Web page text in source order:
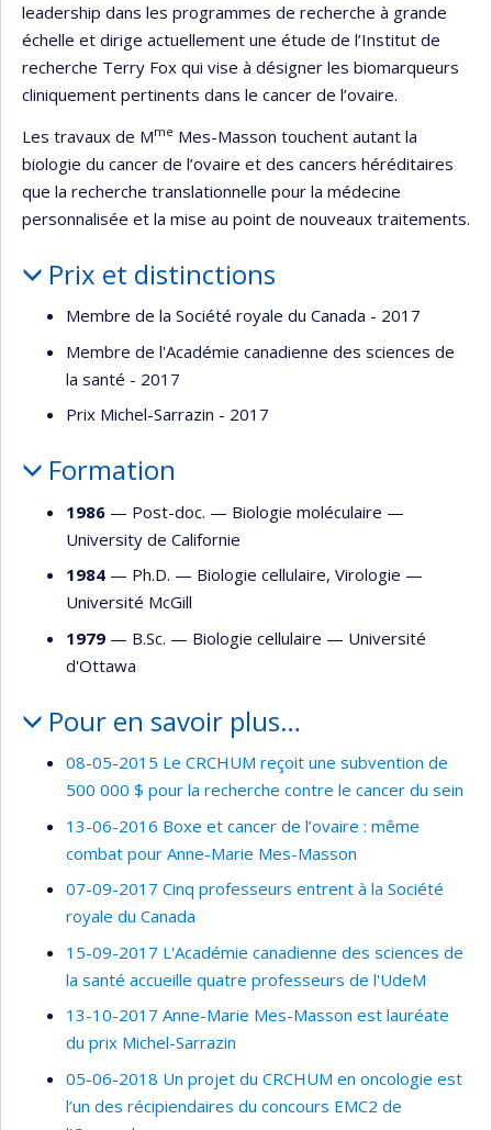
leadership dans les programmes de recherche à grande
échelle et dirige actuellement une étude de l’Institut de
recherche Terry Fox qui vise à désigner les biomarqueurs
cliniquement pertinents dans le cancer de l’ovaire.
Les travaux de Mme Mes-Masson touchent autant la
biologie du cancer de l’ovaire et des cancers héréditaires
que la recherche translationnelle pour la médecine
personnalisée et la mise au point de nouveaux traitements.
Prix et distinctions
Membre de la Société royale du Canada - 2017
Membre de l'Académie canadienne des sciences de
la santé - 2017
Prix Michel-Sarrazin - 2017
Formation
1986 — Post-doc. — Biologie moléculaire —
University de Californie
1984 — Ph.D. — Biologie cellulaire, Virologie —
Université McGill
1979 — B.Sc. — Biologie cellulaire — Université
d'Ottawa
Pour en savoir plus…
08-05-2015 Le CRCHUM reçoit une subvention de
500 000 $ pour la recherche contre le cancer du sein
13-06-2016 Boxe et cancer de l’ovaire : même
combat pour Anne-Marie Mes-Masson
07-09-2017 Cinq professeurs entrent à la Société
royale du Canada
15-09-2017 L'Académie canadienne des sciences de
la santé accueille quatre professeurs de l'UdeM
13-10-2017 Anne-Marie Mes-Masson est lauréate
du prix Michel-Sarrazin
05-06-2018 Un projet du CRCHUM en oncologie est
l’un des récipiendaires du concours EMC2 de